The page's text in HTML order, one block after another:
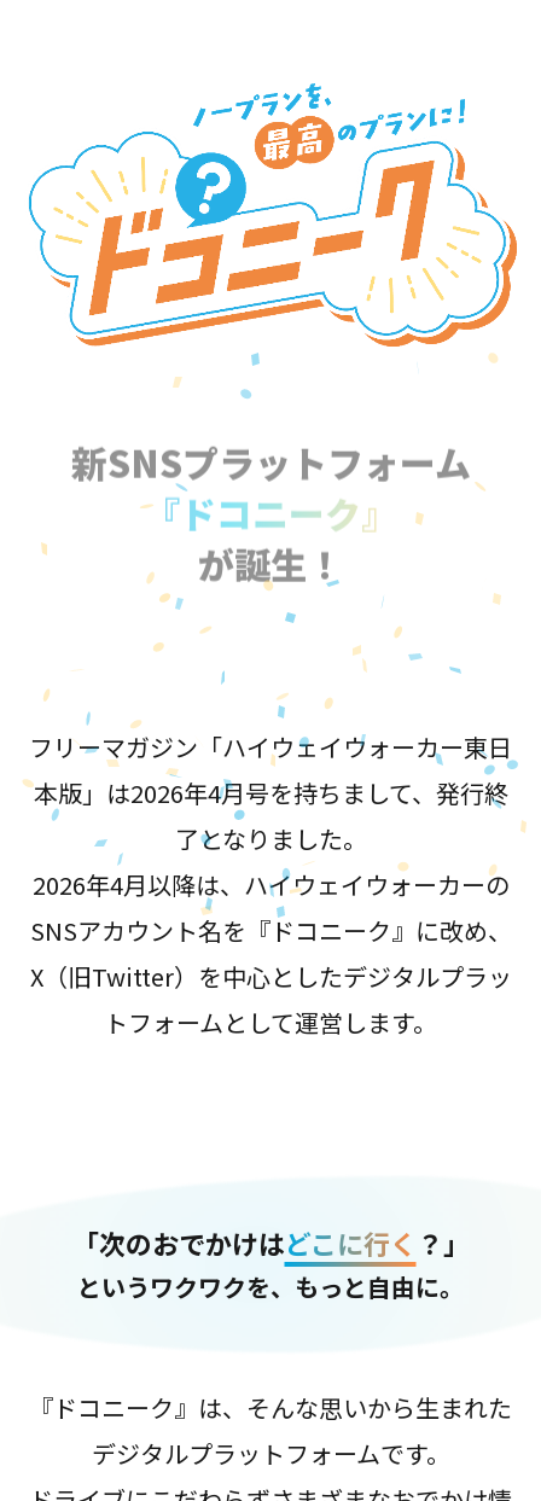
新SNSプラットフォーム
『ドコニーク』
が誕生！
フリーマガジン「ハイウェイウォーカー東日
本版」は2026年4月号を持ちまして、発行終
了となりました。
2026年4月以降は、ハイウェイウォーカーの
SNSアカウント名を『ドコニーク』に改め、
X（旧Twitter）を中心としたデジタルプラッ
トフォームとして運営します。
「次のおでかけはどこに行く ？」
というワクワクを、もっと自由に。
『ドコニーク』は、そんな思いから生まれた
デジタルプラットフォームです。